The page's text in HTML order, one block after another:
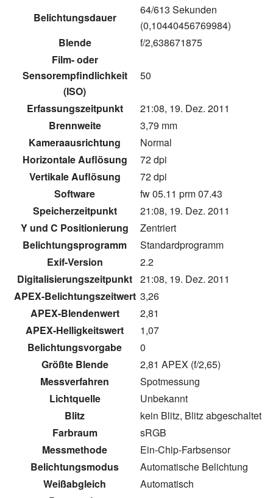
Belichtungsdauer
64/613 Sekunden
(0,10440456769984)
Blende
f/2,638671875
Film- oder
Sensorempfindlichkeit
(ISO)
50
Erfassungszeitpunkt
21:08, 19. Dez. 2011
Brennweite
3,79 mm
Kameraausrichtung
Normal
Horizontale Auflösung
72 dpi
Vertikale Auflösung
72 dpi
Software
fw 05.11 prm 07.43
Speicherzeitpunkt
21:08, 19. Dez. 2011
Y und C Positionierung
Zentriert
Belichtungsprogramm
Standardprogramm
Exif-Version
2.2
Digitalisierungszeitpunkt 21:08, 19. Dez. 2011
APEX-Belichtungszeitwert 3,26
APEX-Blendenwert
2,81
APEX-Helligkeitswert
1,07
Belichtungsvorgabe
0
Größte Blende
2,81 APEX (f/2,65)
Messverfahren
Spotmessung
Lichtquelle
Unbekannt
Blitz
kein Blitz, Blitz abgeschaltet
Farbraum
sRGB
Messmethode
Ein-Chip-Farbsensor
Belichtungsmodus
Automatische Belichtung
Weißabgleich
Automatisch